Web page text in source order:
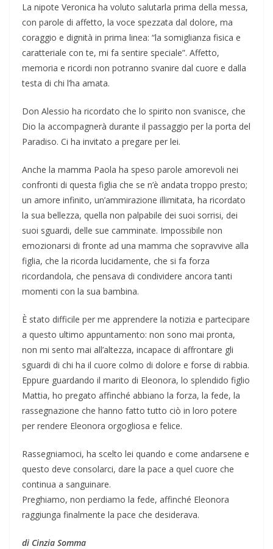
La nipote Veronica ha voluto salutarla prima della messa,
con parole di affetto, la voce spezzata dal dolore, ma
coraggio e dignità in prima linea: “la somiglianza fisica e
caratteriale con te, mi fa sentire speciale”. Affetto,
memoria e ricordi non potranno svanire dal cuore e dalla
testa di chi l’ha amata.
Don Alessio ha ricordato che lo spirito non svanisce, che
Dio la accompagnerà durante il passaggio per la porta del
Paradiso. Ci ha invitato a pregare per lei.
Anche la mamma Paola ha speso parole amorevoli nei
confronti di questa figlia che se n’è andata troppo presto;
un amore infinito, un’ammirazione illimitata, ha ricordato
la sua bellezza, quella non palpabile dei suoi sorrisi, dei
suoi sguardi, delle sue camminate. Impossibile non
emozionarsi di fronte ad una mamma che sopravvive alla
figlia, che la ricorda lucidamente, che si fa forza
ricordandola, che pensava di condividere ancora tanti
momenti con la sua bambina.
È stato difficile per me apprendere la notizia e partecipare
a questo ultimo appuntamento: non sono mai pronta,
non mi sento mai all’altezza, incapace di affrontare gli
sguardi di chi ha il cuore colmo di dolore e forse di rabbia.
Eppure guardando il marito di Eleonora, lo splendido figlio
Mattia, ho pregato affinché abbiano la forza, la fede, la
rassegnazione che hanno fatto tutto ciò in loro potere
per rendere Eleonora orgogliosa e felice.
Rassegniamoci, ha scelto lei quando e come andarsene e
questo deve consolarci, dare la pace a quel cuore che
continua a sanguinare.
Preghiamo, non perdiamo la fede, affinché Eleonora
raggiunga finalmente la pace che desiderava.
di Cinzia Somma